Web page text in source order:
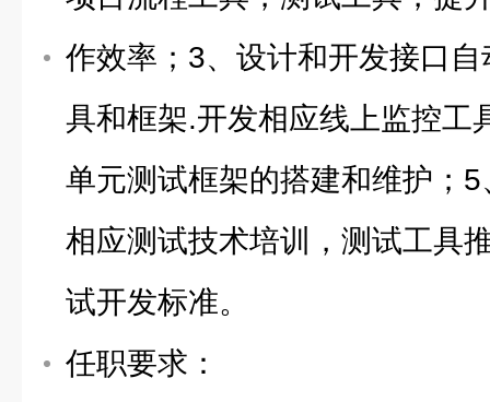
作效率；3、设计和开发接口
具和框架.开发相应线上监控工
单元测试框架的搭建和维护；
相应测试技术培训，测试工具
试开发标准。
任职要求：